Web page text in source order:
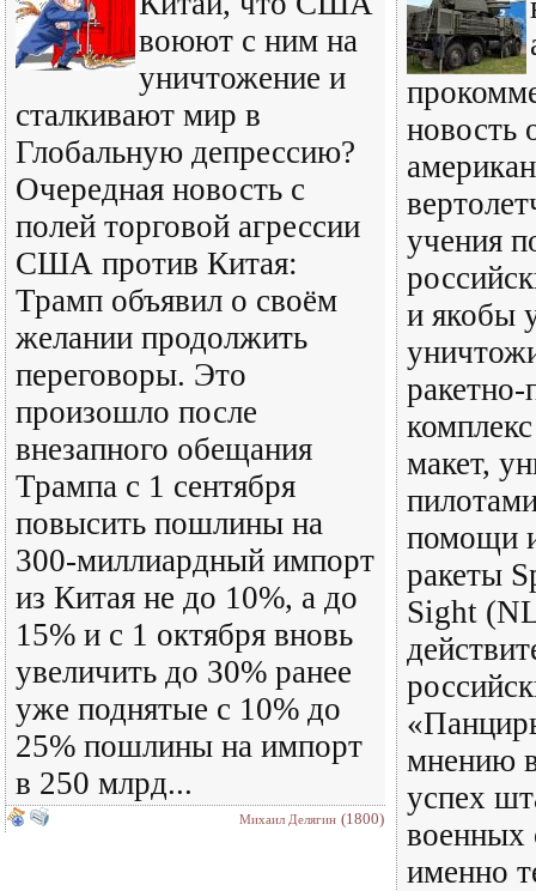
воюют с ним на
уничтожение и
сталкивают мир в
Глобальную депрессию?
Очередная новость с
полей торговой агрессии
США против Китая:
Трамп объявил о своём
желании продолжить
переговоры. Это
произошло после
внезапного обещания
Трампа с 1 сентября
повысить пошлины на
300-миллиардный импорт
из Китая не до 10%, а до
15% и с 1 октября вновь
увеличить до 30% ранее
уже поднятые с 10% до
25% пошлины на импорт
в 250 млрд...
Михаил Делягин (1800)
новость
учения
и якобы
макет,
помощи
ракеты
Sight
мнению
успех
военных
именно